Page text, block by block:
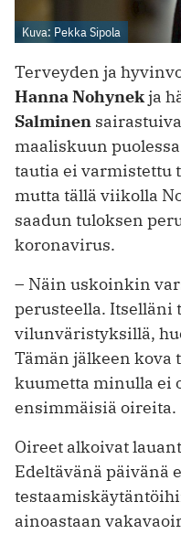
Kuva: Pekka Sipola
Terveyden ja
Hanna Nohynekja
Salminen
maaliskuun
tautia ei varmistettu
mutta tällä viikolla
saadun tuloksen
koronavirus.
– Näin uskoinkin
perusteella. Itselläni
vilunväristyksillä,
Tämän jälkeen kova
kuumetta minulla ei
ensimmäisiä oireita.
Oireet alkoivat
Edeltävänä päivänä
ainoastaan